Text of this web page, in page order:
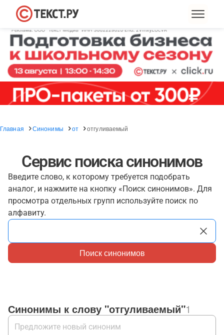
Главная Синонимы от отгуливаемый
Сервис поиска синонимов
Введите слово, к которому требуется подобрать
аналог, и нажмите на кнопку «Поиск синонимов». Для
просмотра отдельных групп используйте поиск по
алфавиту.
Поиск синонимов
Синонимы к слову "отгуливаемый"1